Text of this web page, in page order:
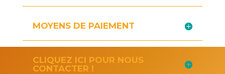
MOYENS DE PAIEMENT
CLIQUEZ ICI POUR NOUS
CONTACTER !